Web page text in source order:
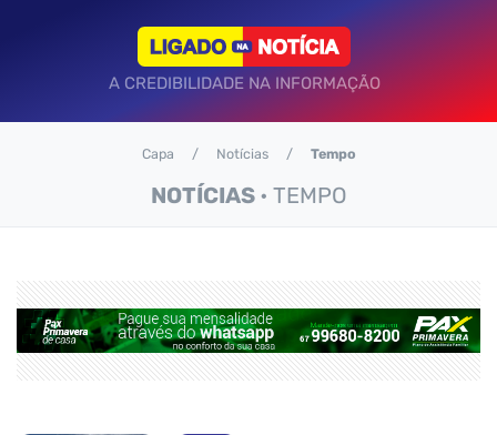
A CREDIBILIDADE NA INFORMAÇÃO
NOTÍCIAS • TEMPO
Capa Notícias Tempo